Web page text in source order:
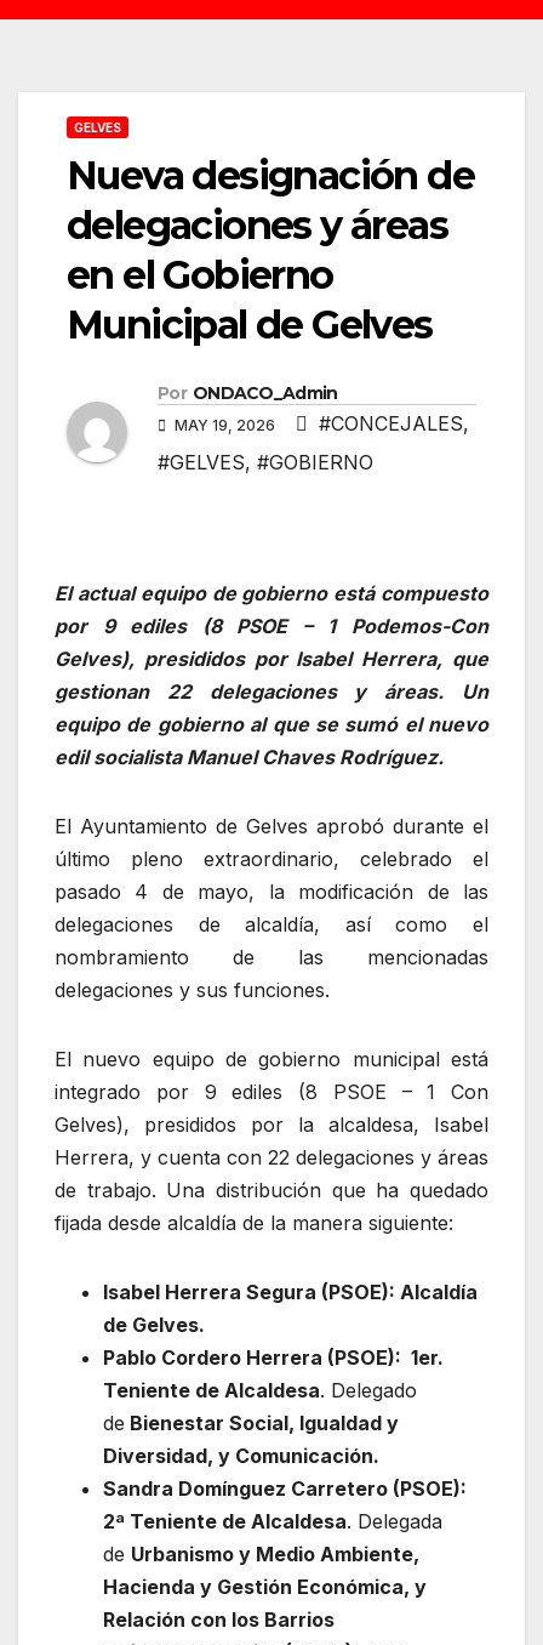
GELVES
Nueva designación de
delegaciones y áreas
en el Gobierno
Municipal de Gelves
Por ONDACO_Admin
MAY 19, 2026 #CONCEJALES,
#GELVES, #GOBIERNO
El actual equipo de gobierno está compuesto
por 9 ediles (8 PSOE – 1 Podemos-Con
Gelves), presididos por Isabel Herrera, que
gestionan 22 delegaciones y áreas. Un
equipo de gobierno al que se sumó el nuevo
edil socialista Manuel Chaves Rodríguez.
El Ayuntamiento de Gelves aprobó durante el
último pleno extraordinario, celebrado el
pasado 4 de mayo, la modificación de las
delegaciones de alcaldía, así como el
nombramiento de las mencionadas
delegaciones y sus funciones.
El nuevo equipo de gobierno municipal está
integrado por 9 ediles (8 PSOE – 1 Con
Gelves), presididos por la alcaldesa, Isabel
Herrera, y cuenta con 22 delegaciones y áreas
de trabajo. Una distribución que ha quedado
fijada desde alcaldía de la manera siguiente:
Isabel Herrera Segura (PSOE): Alcaldía
de Gelves.
Pablo Cordero Herrera (PSOE): 1er.
Teniente de Alcaldesa. Delegado
de Bienestar Social, Igualdad y
Diversidad, y Comunicación.
Sandra Domínguez Carretero (PSOE):
2ª Teniente de Alcaldesa. Delegada
de Urbanismo y Medio Ambiente,
Hacienda y Gestión Económica, y
Relación con los Barrios